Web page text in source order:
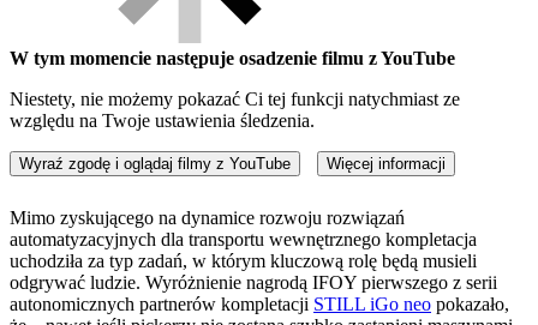
W tym momencie następuje osadzenie filmu z YouTube
Niestety, nie możemy pokazać Ci tej funkcji natychmiast ze
względu na Twoje ustawienia śledzenia.
Wyraź zgodę i oglądaj filmy z YouTube Więcej informacji
Mimo zyskującego na dynamice rozwoju rozwiązań
automatyzacyjnych dla transportu wewnętrznego kompletacja
uchodziła za typ zadań, w którym kluczową rolę będą musieli
odgrywać ludzie. Wyróżnienie nagrodą IFOY pierwszego z serii
autonomicznych partnerów kompletacji STILL iGo neo pokazało,